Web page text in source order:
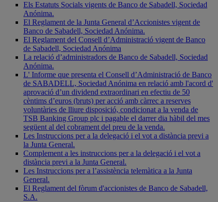
Els Estatuts Socials vigents de Banco de Sabadell, Sociedad
Anónima.
El Reglament de la Junta General d’Accionistes vigent de
Banco de Sabadell, Sociedad Anónima.
El Reglament del Consell d’Administració vigent de Banco
de Sabadell, Sociedad Anónima
La relació d’administradors de Banco de Sabadell, Sociedad
Anónima.
L' Informe que presenta el Consell d’Administració de Banco
de SABADELL, Sociedad Anónima en relació amb l'acord d'
aprovació d’un dividend extraordinari en efectiu de 50
cèntims d’euros (bruts) per acció amb càrrec a reserves
voluntàries de lliure disposició, condicionat a la venda de
TSB Banking Group plc i pagable el darrer dia hàbil del mes
següent al del cobrament del preu de la venda.
Les Instruccions per a la delegació i el vot a distància previ a
la Junta General.
Complement a les instruccions per a la delegació i el vot a
distància previ a la Junta General.
Les Instruccions per a l’assistència telemàtica a la Junta
General.
El Reglament del fòrum d'accionistes de Banco de Sabadell,
S.A.